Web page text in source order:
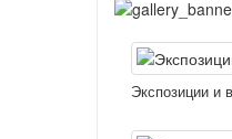
Экспозиции и